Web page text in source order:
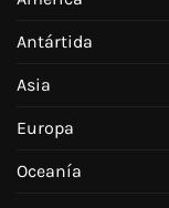
Antártida
Asia
Europa
Oceanía